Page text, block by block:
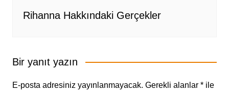
Rihanna Hakkındaki Gerçekler
Bir yanıt yazın
E-posta adresiniz yayınlanmayacak. Gerekli alanlar *ile